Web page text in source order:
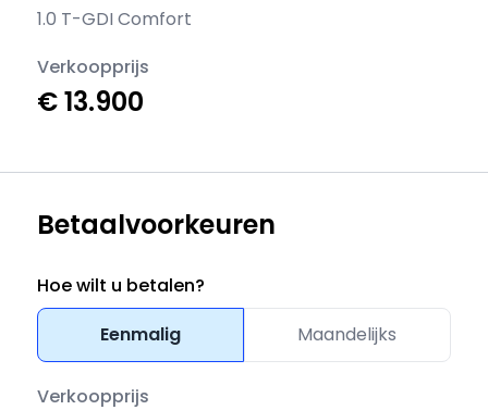
1.0 T-GDI Comfort
Verkoopprijs
€ 13.900
Betaalvoorkeuren
Hoe wilt u betalen?
Eenmalig
Maandelijks
Verkoopprijs